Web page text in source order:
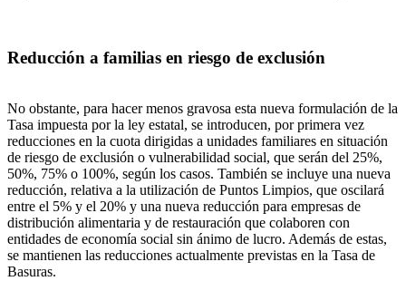
Reducción a familias en riesgo de exclusión
No obstante, para hacer menos gravosa esta nueva formulación de la
Tasa impuesta por la ley estatal, se introducen, por primera vez
reducciones en la cuota dirigidas a unidades familiares en situación
de riesgo de exclusión o vulnerabilidad social, que serán del 25%,
50%, 75% o 100%, según los casos. También se incluye una nueva
reducción, relativa a la utilización de Puntos Limpios, que oscilará
entre el 5% y el 20% y una nueva reducción para empresas de
distribución alimentaria y de restauración que colaboren con
entidades de economía social sin ánimo de lucro. Además de estas,
se mantienen las reducciones actualmente previstas en la Tasa de
Basuras.